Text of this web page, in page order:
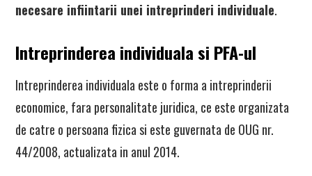
necesare infiintarii unei intreprinderi individuale.
Intreprinderea individuala si PFA-ul
Intreprinderea individuala este o forma a intreprinderii
economice, fara personalitate juridica, ce este organizata
de catre o persoana fizica si este guvernata de OUG nr.
44/2008, actualizata in anul 2014.